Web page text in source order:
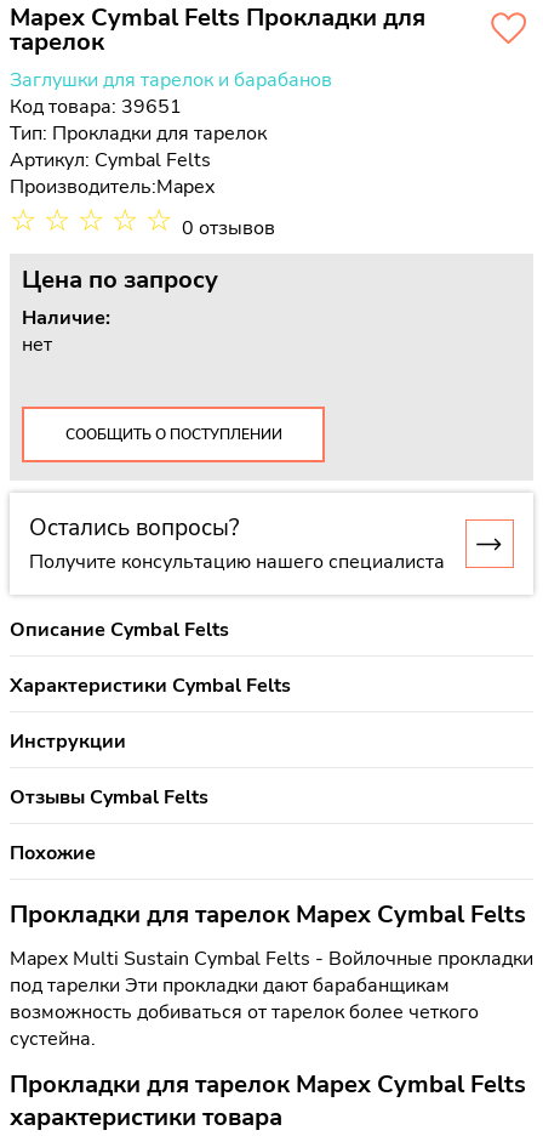
Mapex Cymbal Felts Прокладки для
тарелок
Заглушки для тарелок и барабанов
Код товара: 39651
Тип: Прокладки для тарелок
Артикул: Cymbal Felts
Производитель:Mapex
☆ ☆ ☆ ☆ ☆ 0 отзывов
Цена по запросу
Наличие:
нет
СООБЩИТЬ О ПОСТУПЛЕНИИ
Остались вопросы?
Получите консультацию нашего специалиста
Описание Cymbal Felts
Характеристики Cymbal Felts
Инструкции
Отзывы Cymbal Felts
Похожие
Прокладки для тарелок Mapex Cymbal Felts
Mapex Multi Sustain Cymbal Felts - Войлочные прокладки
под тарелки Эти прокладки дают барабанщикам
возможность добиваться от тарелок более четкого
сустейна.
Прокладки для тарелок Mapex Cymbal Felts
характеристики товара